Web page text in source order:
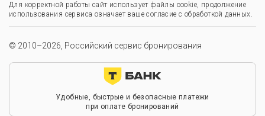
Для корректной работы сайт использует файлы cookie, продолжение
использования сервиса означает ваше согласие с обработкой данных.
© 2010–2026, Российский сервис бронирования
Удобные, быстрые и безопасные платежи
при оплате бронирований